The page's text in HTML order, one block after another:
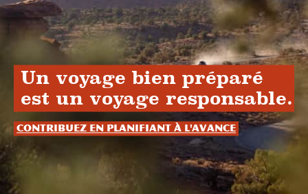
Un voyage bien préparé
est un voyage responsable.
Contribuez en planifiant à l'avance